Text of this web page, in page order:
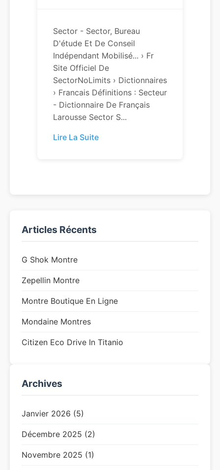
Sector - Sector, Bureau
D'étude Et De Conseil
Indépendant Mobilisé... › Fr
Site Officiel De
SectorNoLimits › Dictionnaires
› Francais Définitions : Secteur
- Dictionnaire De Français
Larousse Sector S...
Lire La Suite
Articles Récents
G Shok Montre
Zepellin Montre
Montre Boutique En Ligne
Mondaine Montres
Citizen Eco Drive In Titanio
Archives
Janvier 2026 (5)
Décembre 2025 (2)
Novembre 2025 (1)